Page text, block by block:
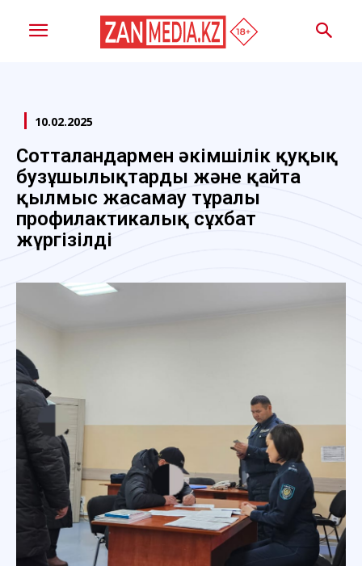
10.02.2025
Сотталғандармен әкімшілік қуқық
бузұшылықтарды және қайта
қылмыс жасамау тұралы
профилактикалық сұхбат
жүргізілді